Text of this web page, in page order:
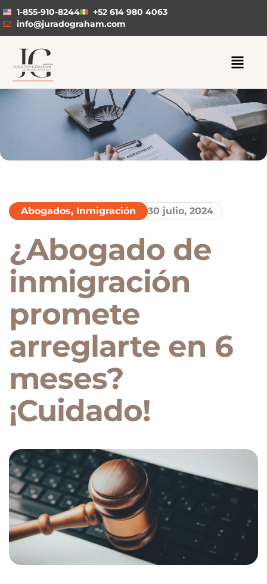
1-855-910-8244
+52 614 980 4063
info@juradograham.com
Abogados, Inmigración 30 julio, 2024
¿Abogado de
inmigración
promete
arreglarte en 6
meses?
¡Cuidado!